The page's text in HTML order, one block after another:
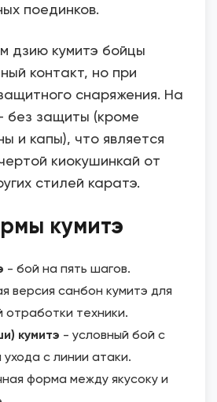
поединков.
дзию кумитэ бойцы
контакт, но при
снаряжения. На
без защиты (кроме
и капы), что является
киокушинкай от
стилей каратэ.
кумитэ
- бой на пять шагов.
версия санбон кумитэ для
отработки техники.
кумитэ - условный бой с
с линии атаки.
форма между якусоку и